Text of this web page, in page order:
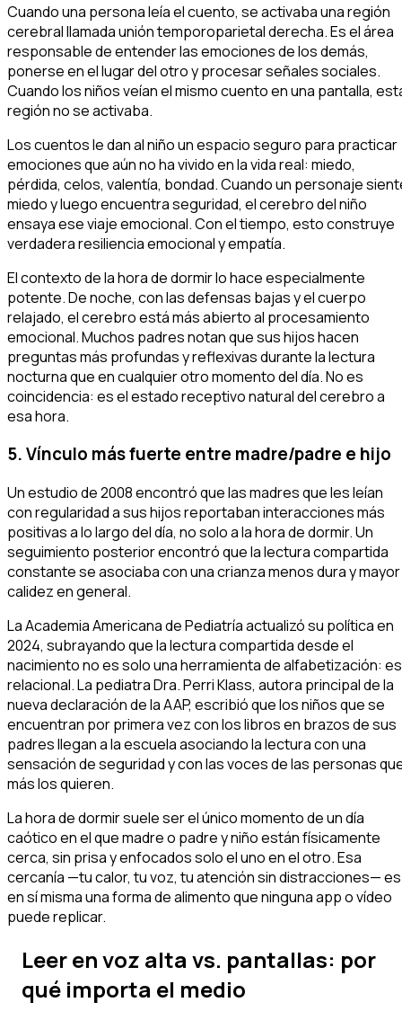
Cuando una persona leía el cuento, se activaba una región
cerebral llamada unión temporoparietal derecha. Es el área
responsable de entender las emociones de los demás,
ponerse en el lugar del otro y procesar señales sociales.
Cuando los niños veían el mismo cuento en una pantalla,
región no se activaba.
Los cuentos le dan al niño un espacio seguro para practicar
emociones que aún no ha vivido en la vida real: miedo,
pérdida, celos, valentía, bondad. Cuando un personaje
miedo y luego encuentra seguridad, el cerebro del niño
ensaya ese viaje emocional. Con el tiempo, esto construye
verdadera resiliencia emocional y empatía.
El contexto de la hora de dormir lo hace especialmente
potente. De noche, con las defensas bajas y el cuerpo
relajado, el cerebro está más abierto al procesamiento
emocional. Muchos padres notan que sus hijos hacen
preguntas más profundas y reflexivas durante la lectura
nocturna que en cualquier otro momento del día. No es
coincidencia: es el estado receptivo natural del cerebro a
esa hora.
5. Vínculo más fuerte entre madre/padre e hijo
Un estudio de 2008 encontró que las madres que les leían
con regularidad a sus hijos reportaban interacciones más
positivas a lo largo del día, no solo a la hora de dormir. Un
seguimiento posterior encontró que la lectura compartida
constante se asociaba con una crianza menos dura y mayor
calidez en general.
La Academia Americana de Pediatría actualizó su política en
2024, subrayando que la lectura compartida desde el
nacimiento no es solo una herramienta de alfabetización: es
relacional. La pediatra Dra. Perri Klass, autora principal de la
nueva declaración de la AAP, escribió que los niños que se
encuentran por primera vez con los libros en brazos de sus
padres llegan a la escuela asociando la lectura con una
sensación de seguridad y con las voces de las personas
más los quieren.
La hora de dormir suele ser el único momento de un día
caótico en el que madre o padre y niño están físicamente
cerca, sin prisa y enfocados solo el uno en el otro. Esa
cercanía —tu calor, tu voz, tu atención sin distracciones— es
en sí misma una forma de alimento que ninguna app o vídeo
puede replicar.
Leer en voz alta vs. pantallas: por
qué importa el medio